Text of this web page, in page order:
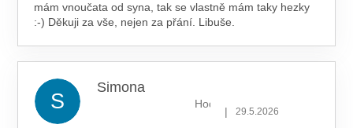
mám vnoučata od syna, tak se vlastně mám taky hezky
:-) Děkuji za vše, nejen za přání. Libuše.
S
Simona
Hodnocení obchodu je 5 z 5
| 29.5.2026